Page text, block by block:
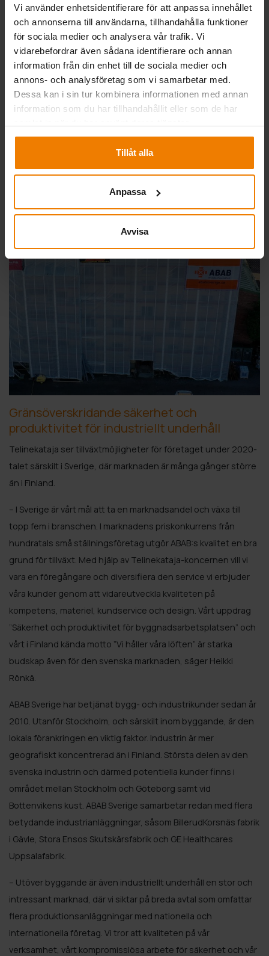
Vi använder enhetsidentifierare för att anpassa innehållet
och annonserna till användarna, tillhandahålla funktioner
för sociala medier och analysera vår trafik. Vi
vidarebefordrar även sådana identifierare och annan
information från din enhet till de sociala medier och
annons- och analysföretag som vi samarbetar med.
Dessa kan i sin tur kombinera informationen med annan
information som du har tillhandahållit eller som de har
Tillåt alla
Anpassa
Avvisa
Gränsöverskridande säkerhet och
produktivitet för industriellt underhåll
Telinekataja ser tillväxtmöjligheter för företaget under 2020-
talet särskilt i Sverige, där marknaden är många gånger större
än i Finland.
– I Sverige är vårt mål att ta en marknadsandel och växa till
topp fem i branschen. I marknadens priskonkurrens från
hundratals små ställningsföretag utgör ABAB:s kvalitet en bra
grund för tillväxt. Med hjälp av Telinekataja-koncernen vill vi
vara en föregångare och diversifiera den service vi erbjuder
våra kunder genom att vidareutveckla kvaliteten på
kompetens, materiel, kundservice och design. Vårt uppdrag
”Säkerhet och produktivitet för byggnadsarbetsplatsen” och
vårt i Finland kända motto ”Vi håller våra löften” är starka
budskap även för den svenska marknaden, säger Heikki
Rönkä.
ABAB Sverige har betjänat bygg- och industrikunder sedan år
2010. Utanför Stockholm, och särskilt inom byggande, är den
lokala förankringen en viktig faktor. Industrin är mer
geografiskt koncentrerad än i Finland. Största delen av den
svenska industrin och därmed potentiella kunder finns i
området mellan Stockholm och Göteborg samt vid
Bottenvikens kust. ABAB Sverige samarbetar redan med flera
betydande industrianläggningar, såsom BillerudKorsnäs fabrik
i Gävle, Stora Ensos Skutskärsfabrik och GE Healthcares
Uppsalafabrik.
– Utöver byggande är även industriellt underhåll en stor och
intressant marknad, där vi siktar på breda avtal som omfattar
flera produktionsanläggningar med nationella och
internationella företag. Vi tror att kvaliteten på vår
verksamhet, vårt kompromisslösa arbete för säkerhet och vår